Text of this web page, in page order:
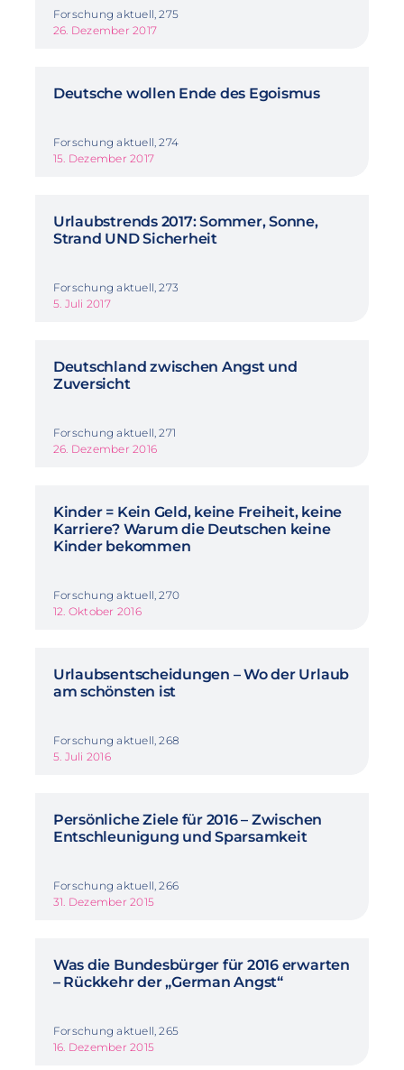
Forschung aktuell, 275
26. Dezember 2017
Deutsche wollen Ende des Egoismus
Forschung aktuell, 274
15. Dezember 2017
Urlaubstrends 2017: Sommer, Sonne,
Strand UND Sicherheit
Forschung aktuell, 273
5. Juli 2017
Deutschland zwischen Angst und
Zuversicht
Forschung aktuell, 271
26. Dezember 2016
Kinder = Kein Geld, keine Freiheit, keine
Karriere? Warum die Deutschen keine
Kinder bekommen
Forschung aktuell, 270
12. Oktober 2016
Urlaubsentscheidungen – Wo der Urlaub
am schönsten ist
Forschung aktuell, 268
5. Juli 2016
Persönliche Ziele für 2016 – Zwischen
Entschleunigung und Sparsamkeit
Forschung aktuell, 266
31. Dezember 2015
Was die Bundesbürger für 2016 erwarten
– Rückkehr der „German Angst“
Forschung aktuell, 265
16. Dezember 2015